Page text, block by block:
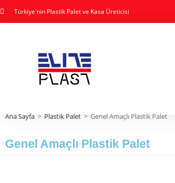
Türkiye'nin Plastik Palet ve Kasa Üreticisi
Ana Sayfa > Plastik Palet > Genel Amaçlı Plastik Palet
Genel Amaçlı Plastik Palet